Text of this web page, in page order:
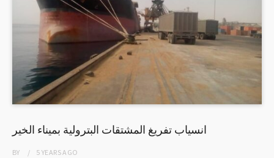
انسياب تفريغ المشتقات البترولية بميناء الخير
BY 5 YEARSAGO